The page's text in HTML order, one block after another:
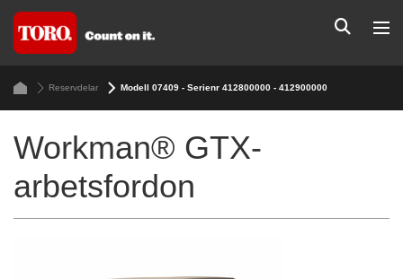
Reservdelar Modell 07409 - Serienr 412800000 - 412900000
Workman® GTX-
arbetsfordon